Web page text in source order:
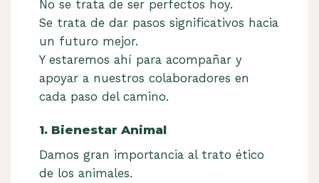
No se trata de ser perfectos hoy.
Se trata de dar pasos significativos hacia
un futuro mejor.
Y estaremos ahí para acompañar y
apoyar a nuestros colaboradores en
cada paso del camino.
1. Bienestar Animal
Damos gran importancia al trato ético
de los animales.